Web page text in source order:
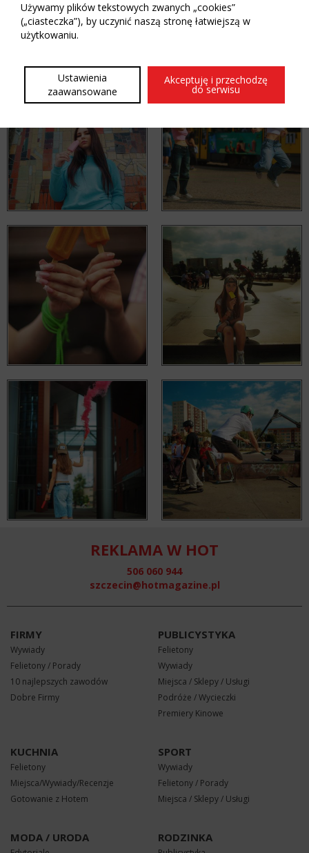
REKLAMA W HOT
506 060 944
szczecin@hotmagazine.pl
FIRMY
Wywiady
Felietony / Porady
10 najlepszych zawodów
Dobre Firmy
PUBLICYSTYKA
Felietony
Wywiady
Miejsca / Sklepy / Usługi
Podróże / Wycieczki
Premiery Kinowe
KUCHNIA
Felietony
Miejsca/Wywiady/Recenzje
Gotowanie z Hotem
SPORT
Wywiady
Felietony / Porady
Miejsca / Sklepy / Usługi
MODA / URODA RODZINKA
Używamy plików tekstowych zwanych „cookies”
(„ciasteczka”), by uczynić naszą stronę łatwiejszą w
użytkowaniu.
Ustawienia
zaawansowane
Akceptuję i przechodzę
do serwisu